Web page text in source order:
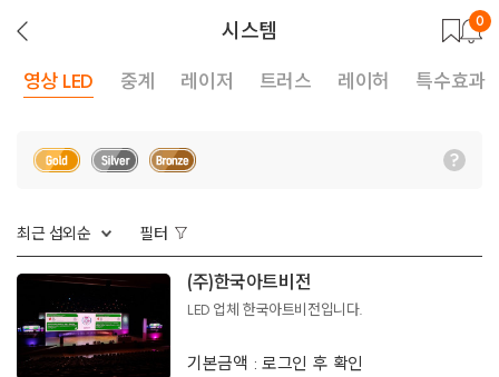
시스템
뒤
로
기
0
영상 LED 중계 레이저 트러스 레이허 특수효과
최근 섭외순 필터
(주)한국아트비전
LED 업체 한국아트비전입니다.
기본금액 : 로그인 후 확인